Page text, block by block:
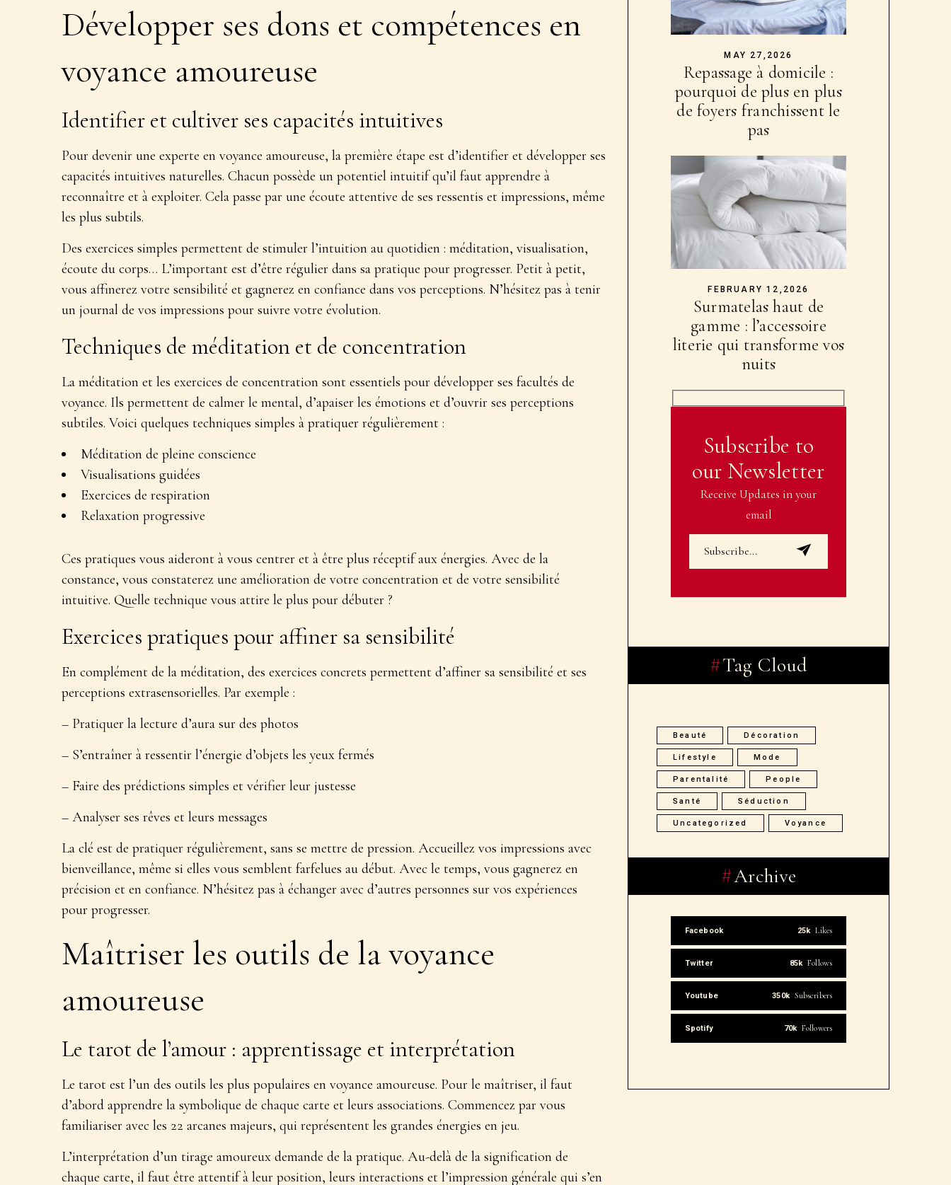
Développer ses dons et compétences en
voyance amoureuse
Identifier et cultiver ses capacités intuitives
Pour devenir une experte en voyance amoureuse, la première étape est d’identifier et développer ses
capacités intuitives naturelles. Chacun possède un potentiel intuitif qu’il faut apprendre à
reconnaître et à exploiter. Cela passe par une écoute attentive de ses ressentis et impressions, même
les plus subtils.
Des exercices simples permettent de stimuler l’intuition au quotidien : méditation, visualisation,
écoute du corps… L’important est d’être régulier dans sa pratique pour progresser. Petit à petit,
vous affinerez votre sensibilité et gagnerez en confiance dans vos perceptions. N’hésitez pas à tenir
un journal de vos impressions pour suivre votre évolution.
Techniques de méditation et de concentration
La méditation et les exercices de concentration sont essentiels pour développer ses facultés de
voyance. Ils permettent de calmer le mental, d’apaiser les émotions et d’ouvrir ses perceptions
subtiles. Voici quelques techniques simples à pratiquer régulièrement :
Méditation de pleine conscience
Visualisations guidées
Exercices de respiration
Relaxation progressive
Ces pratiques vous aideront à vous centrer et à être plus réceptif aux énergies. Avec de la
constance, vous constaterez une amélioration de votre concentration et de votre sensibilité
intuitive. Quelle technique vous attire le plus pour débuter ?
Exercices pratiques pour affiner sa sensibilité
En complément de la méditation, des exercices concrets permettent d’affiner sa sensibilité et ses
perceptions extrasensorielles. Par exemple :
– Pratiquer la lecture d’aura sur des photos
– S’entraîner à ressentir l’énergie d’objets les yeux fermés
– Faire des prédictions simples et vérifier leur justesse
– Analyser ses rêves et leurs messages
La clé est de pratiquer régulièrement, sans se mettre de pression. Accueillez vos impressions avec
bienveillance, même si elles vous semblent farfelues au début. Avec le temps, vous gagnerez en
précision et en confiance. N’hésitez pas à échanger avec d’autres personnes sur vos expériences
pour progresser.
Maîtriser les outils de la voyance
amoureuse
Le tarot de l’amour : apprentissage et interprétation
Le tarot est l’un des outils les plus populaires en voyance amoureuse. Pour le maîtriser, il faut
d’abord apprendre la symbolique de chaque carte et leurs associations. Commencez par vous
familiariser avec les 22 arcanes majeurs, qui représentent les grandes énergies en jeu.
L’interprétation d’un tirage amoureux demande de la pratique. Au-delà de la signification de
chaque carte, il faut être attentif à leur position, leurs interactions et l’impression générale qui s’en
MAY 27,2026
Repassage à domicile :
pourquoi de plus en plus
de foyers franchissent le
pas
FEBRUARY 12,2026
Surmatelas haut de
gamme : l’accessoire
literie qui transforme vos
nuits
Subscribe to
our Newsletter
Receive Updates in your
email
Tag Cloud
Beauté Décoration
Lifestyle Mode
Parentalité People
Santé Séduction
Uncategorized Voyance
Archive
Facebook 25k Likes
Twitter 85k Follows
Youtube 350k Subscribers
Spotify 70k Followers